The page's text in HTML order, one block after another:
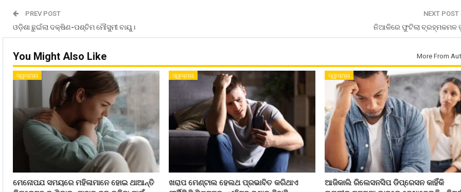
PREV POST
ଓଡ଼ିଶା ଛୁଇଁଲା ଦକ୍ଷିଣ-ପଶ୍ଚିମ ମୌସୁମୀ ବାୟୁ।
NEXT POST
ନିଆଳିରେ ଫୁଟିଲା ବ୍ରହ୍ମକମଳ
You Might Also Like More From
ସ୍ୱାସ୍ଥ୍ୟ
ମେନୋପଯ ସମୟରେ ମହିଳାମାନେ ହୋଇ ଥାଆନ୍ତି
ସ୍ୱାସ୍ଥ୍ୟ
ଖରାପ ମେଣ୍ଟାଲ ହେଲଥ ପ୍ରଭାବିତ କରିଥାଏ
ସ୍ୱାସ୍ଥ୍ୟ
ଆଜିକାଲି ରିଲେସନସିପ ଡିପ୍ରେସନ କାହିଁକି